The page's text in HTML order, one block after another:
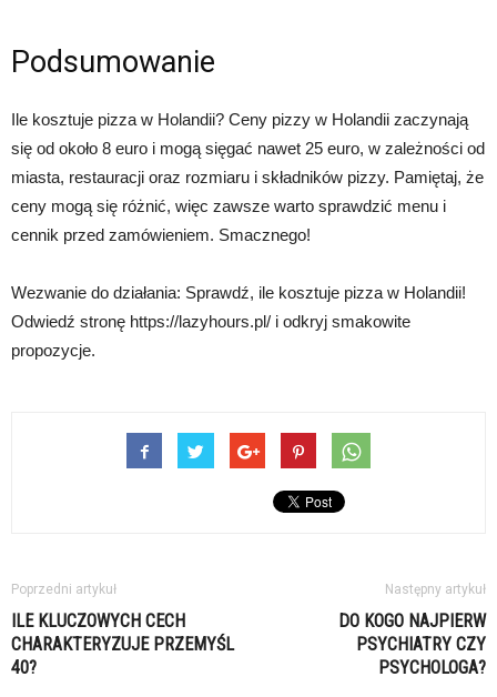
Podsumowanie
Ile kosztuje pizza w Holandii? Ceny pizzy w Holandii zaczynają
się od około 8 euro i mogą sięgać nawet 25 euro, w zależności od
miasta, restauracji oraz rozmiaru i składników pizzy. Pamiętaj, że
ceny mogą się różnić, więc zawsze warto sprawdzić menu i
cennik przed zamówieniem. Smacznego!
Wezwanie do działania: Sprawdź, ile kosztuje pizza w Holandii!
Odwiedź stronę https://lazyhours.pl/ i odkryj smakowite
propozycje.
Poprzedni artykuł
ILE KLUCZOWYCH CECH
CHARAKTERYZUJE PRZEMYŚL
40?
Następny artykuł
DO KOGO NAJPIERW
PSYCHIATRY CZY
PSYCHOLOGA?